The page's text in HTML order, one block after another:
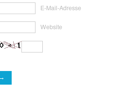
E-Mail-Adresse
Website